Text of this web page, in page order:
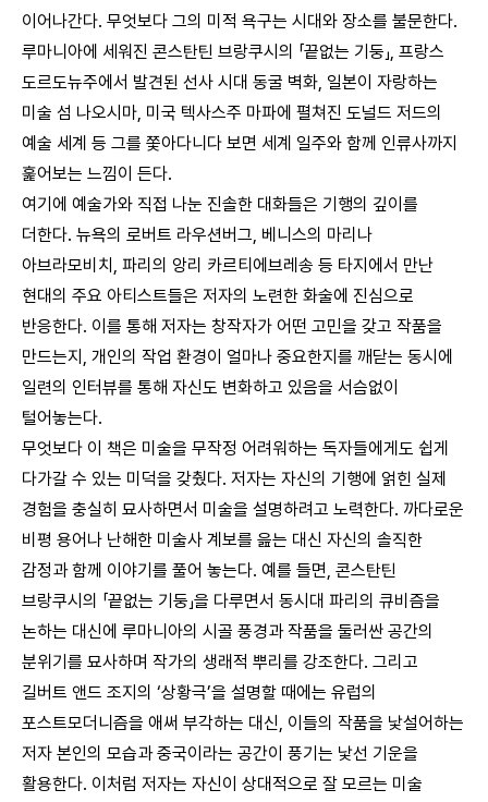
이어나간다. 무엇보다 그의 미적 욕구는 시대와 장소를 불문한다.
루마니아에 세워진 콘스탄틴 브랑쿠시의 「끝없는 기둥」, 프랑스
도르도뉴주에서 발견된 선사 시대 동굴 벽화, 일본이 자랑하는
미술 섬 나오시마, 미국 텍사스주 마파에 펼쳐진 도널드 저드의
예술 세계 등 그를 쫓아다니다 보면 세계 일주와 함께 인류사까지
훑어보는 느낌이 든다.
여기에 예술가와 직접 나눈 진솔한 대화들은 기행의 깊이를
더한다. 뉴욕의 로버트 라우션버그, 베니스의 마리나
아브라모비치, 파리의 앙리 카르티에브레송 등 타지에서 만난
현대의 주요 아티스트들은 저자의 노련한 화술에 진심으로
반응한다. 이를 통해 저자는 창작자가 어떤 고민을 갖고 작품을
만드는지, 개인의 작업 환경이 얼마나 중요한지를 깨닫는 동시에
일련의 인터뷰를 통해 자신도 변화하고 있음을 서슴없이
털어놓는다.
무엇보다 이 책은 미술을 무작정 어려워하는 독자들에게도 쉽게
다가갈 수 있는 미덕을 갖췄다. 저자는 자신의 기행에 얽힌 실제
경험을 충실히 묘사하면서 미술을 설명하려고 노력한다. 까다로운
비평 용어나 난해한 미술사 계보를 읊는 대신 자신의 솔직한
감정과 함께 이야기를 풀어 놓는다. 예를 들면, 콘스탄틴
브랑쿠시의 「끝없는 기둥」을 다루면서 동시대 파리의 큐비즘을
논하는 대신에 루마니아의 시골 풍경과 작품을 둘러싼 공간의
분위기를 묘사하며 작가의 생래적 뿌리를 강조한다. 그리고
길버트 앤드 조지의 ‘상황극’을 설명할 때에는 유럽의
포스트모더니즘을 애써 부각하는 대신, 이들의 작품을 낯설어하는
저자 본인의 모습과 중국이라는 공간이 풍기는 낯선 기운을
활용한다. 이처럼 저자는 자신이 상대적으로 잘 모르는 미술